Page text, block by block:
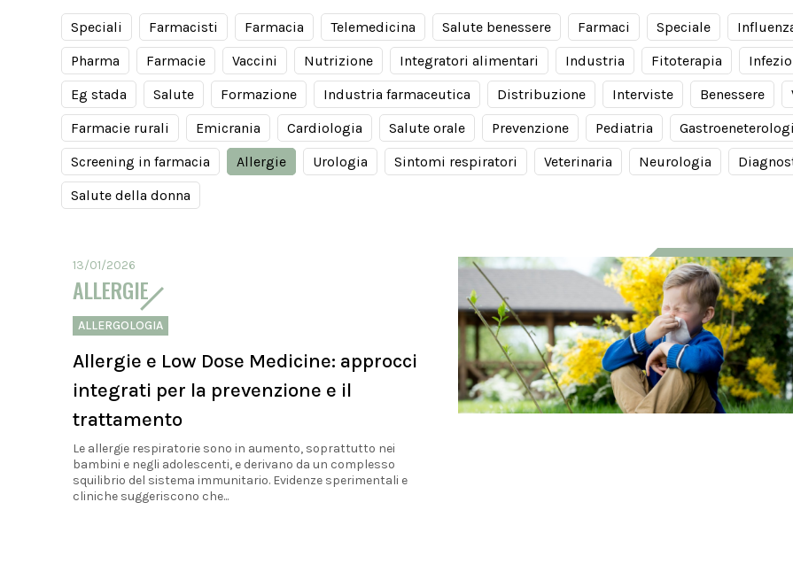
Speciali Farmacisti Farmacia Telemedicina Salute benessere Farmaci Speciale
Pharma
Farmacie Vaccini Nutrizione Integratori alimentari Industria Fitoterapia
Eg stada
Salute Formazione Industria farmaceutica Distribuzione Interviste Benessere
Farmacie rurali
Emicrania Cardiologia Salute orale Prevenzione Pediatria
Screening in farmacia
Allergie Urologia Sintomi respiratori Veterinaria Neurologia
Salute della donna
13/01/2026
ALLERGIE
ALLERGOLOGIA
Allergie e Low Dose Medicine: approcci
integrati per la prevenzione e il
trattamento
Le allergie respiratorie sono in aumento, soprattutto nei
bambini e negli adolescenti, e derivano da un complesso
squilibrio del sistema immunitario. Evidenze sperimentali e
cliniche suggeriscono che...